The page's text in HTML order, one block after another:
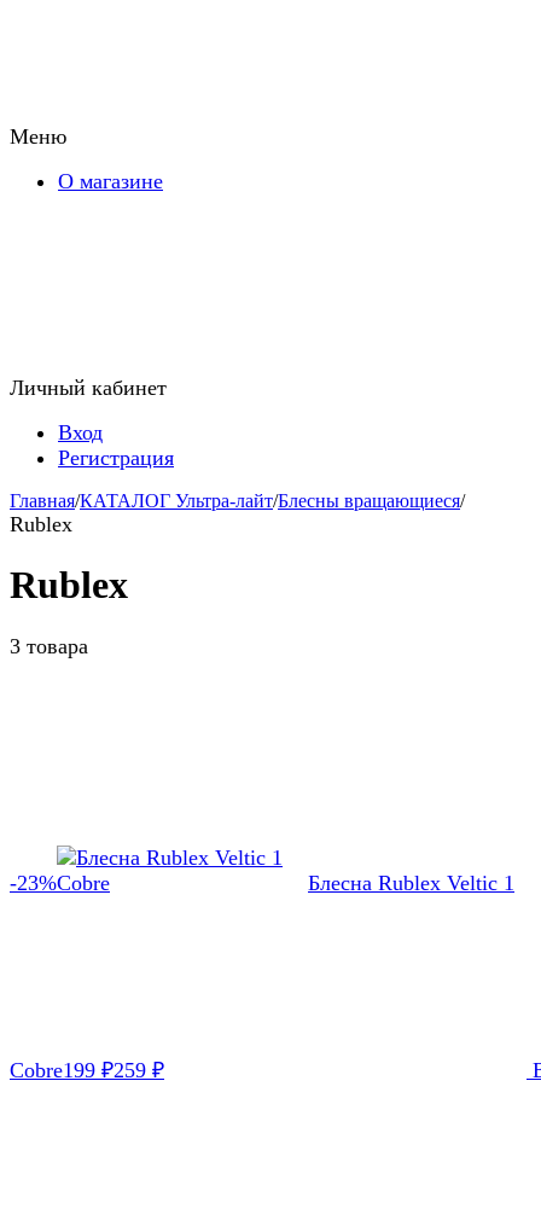
Меню
О магазине
Личный кабинет
Вход
Регистрация
Главная/КАТАЛОГ Ультра-лайт/Блесны вращающиеся/
Rublex
Rublex
3 товара
-23% Блесна Rublex Veltic 1
Cobre199 ₽259 ₽